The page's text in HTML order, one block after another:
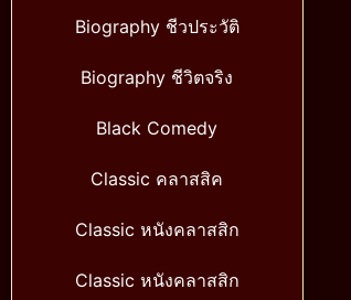
Biography ชีวประวัติ
Biography ชีวิตจริง
Black Comedy
Classic คลาสสิค
Classic หนังคลาสสิก
Classic หนังคลาสสิก